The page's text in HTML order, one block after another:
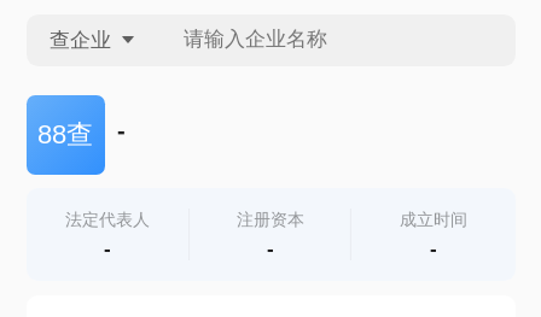
查企业
查企业
查产地
88查 -
法定代表人
-
注册资本
-
成立时间
-